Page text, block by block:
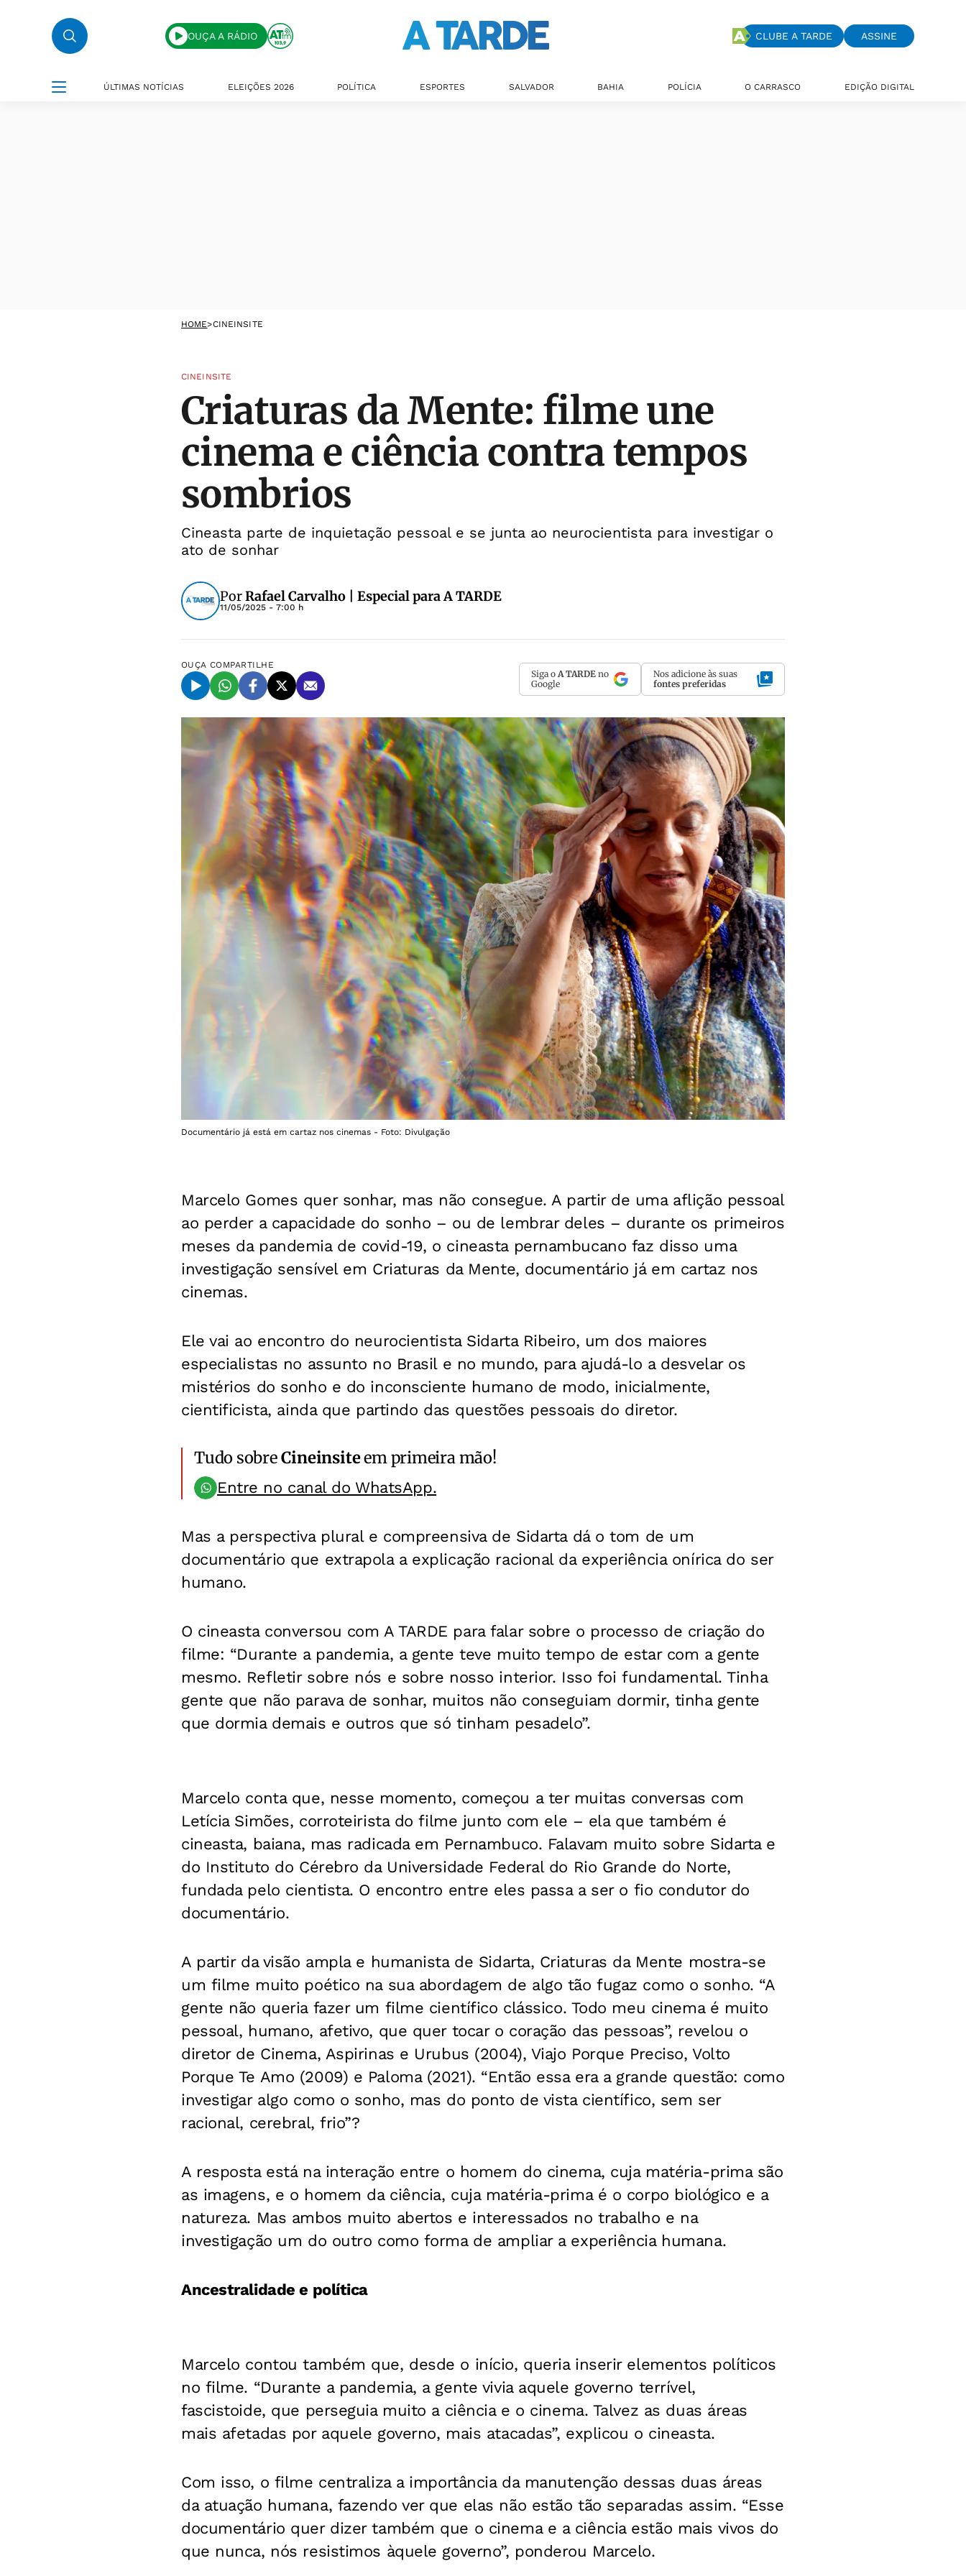
OUÇA A RÁDIO CLUBE A TARDE ASSINE
ÚLTIMAS NOTÍCIAS ELEIÇÕES 2026 POLÍTICA ESPORTES SALVADOR BAHIA POLÍCIA O CARRASCO EDIÇÃO DIGITAL
HOME>CINEINSITE
CINEINSITE
Criaturas da Mente: filme une
cinema e ciência contra tempos
sombrios
Cineasta parte de inquietação pessoal e se junta ao neurocientista para investigar o
ato de sonhar
PorRafael Carvalho | Especial para A TARDE
11/05/2025 - 7:00 h
OUÇA COMPARTILHE
Siga o A TARDE no
Google
Nos adicione às suas
fontes preferidas
Documentário já está em cartaz nos cinemas - Foto: Divulgação
Marcelo Gomes quer sonhar, mas não consegue. A partir de uma aflição pessoal
ao perder a capacidade do sonho – ou de lembrar deles – durante os primeiros
meses da pandemia de covid-19, o cineasta pernambucano faz disso uma
investigação sensível em Criaturas da Mente, documentário já em cartaz nos
cinemas.
Ele vai ao encontro do neurocientista Sidarta Ribeiro, um dos maiores
especialistas no assunto no Brasil e no mundo, para ajudá-lo a desvelar os
mistérios do sonho e do inconsciente humano de modo, inicialmente,
cientificista, ainda que partindo das questões pessoais do diretor.
Tudo sobreCineinsiteem primeira mão!
Entre no canal do WhatsApp.
Mas a perspectiva plural e compreensiva de Sidarta dá o tom de um
documentário que extrapola a explicação racional da experiência onírica do ser
humano.
O cineasta conversou com A TARDE para falar sobre o processo de criação do
filme: “Durante a pandemia, a gente teve muito tempo de estar com a gente
mesmo. Refletir sobre nós e sobre nosso interior. Isso foi fundamental. Tinha
gente que não parava de sonhar, muitos não conseguiam dormir, tinha gente
que dormia demais e outros que só tinham pesadelo”.
Marcelo conta que, nesse momento, começou a ter muitas conversas com
Letícia Simões, corroteirista do filme junto com ele – ela que também é
cineasta, baiana, mas radicada em Pernambuco. Falavam muito sobre Sidarta e
do Instituto do Cérebro da Universidade Federal do Rio Grande do Norte,
fundada pelo cientista. O encontro entre eles passa a ser o fio condutor do
documentário.
A partir da visão ampla e humanista de Sidarta, Criaturas da Mente mostra-se
um filme muito poético na sua abordagem de algo tão fugaz como o sonho. “A
gente não queria fazer um filme científico clássico. Todo meu cinema é muito
pessoal, humano, afetivo, que quer tocar o coração das pessoas”, revelou o
diretor de Cinema, Aspirinas e Urubus (2004), Viajo Porque Preciso, Volto
Porque Te Amo (2009) e Paloma (2021). “Então essa era a grande questão: como
investigar algo como o sonho, mas do ponto de vista científico, sem ser
racional, cerebral, frio”?
A resposta está na interação entre o homem do cinema, cuja matéria-prima são
as imagens, e o homem da ciência, cuja matéria-prima é o corpo biológico e a
natureza. Mas ambos muito abertos e interessados no trabalho e na
investigação um do outro como forma de ampliar a experiência humana.
Ancestralidade e política
Marcelo contou também que, desde o início, queria inserir elementos políticos
no filme. “Durante a pandemia, a gente vivia aquele governo terrível,
fascistoide, que perseguia muito a ciência e o cinema. Talvez as duas áreas
mais afetadas por aquele governo, mais atacadas”, explicou o cineasta.
Com isso, o filme centraliza a importância da manutenção dessas duas áreas
da atuação humana, fazendo ver que elas não estão tão separadas assim. “Esse
documentário quer dizer também que o cinema e a ciência estão mais vivos do
que nunca, nós resistimos àquele governo”, ponderou Marcelo.